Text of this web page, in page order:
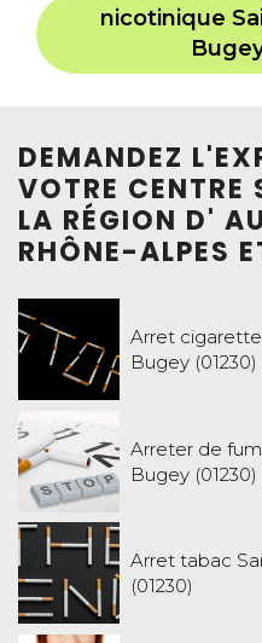
nicotinique
DEMANDEZ
VOTRE CENTRE
LA RÉGION D'
RHÔNE-ALPES
Arret
Bugey (01230)
Arreter de
Bugey (01230)
Arret tabac
(01230)